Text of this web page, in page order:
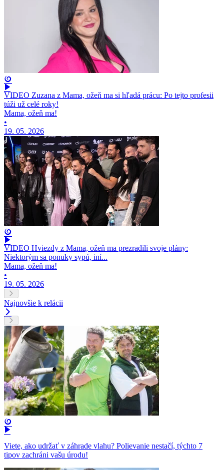
VIDEO Zuzana z Mama, ožeň ma si hľadá prácu: Po tejto profesii
túži už celé roky!
Mama, ožeň ma!
•
19. 05. 2026
VIDEO Hviezdy z Mama, ožeň ma prezradili svoje plány:
Niektorým sa ponuky sypú, iní...
Mama, ožeň ma!
•
19. 05. 2026
Najnovšie k relácii
Viete, ako udržať v záhrade vlahu? Polievanie nestačí, týchto 7
tipov zachráni vašu úrodu!